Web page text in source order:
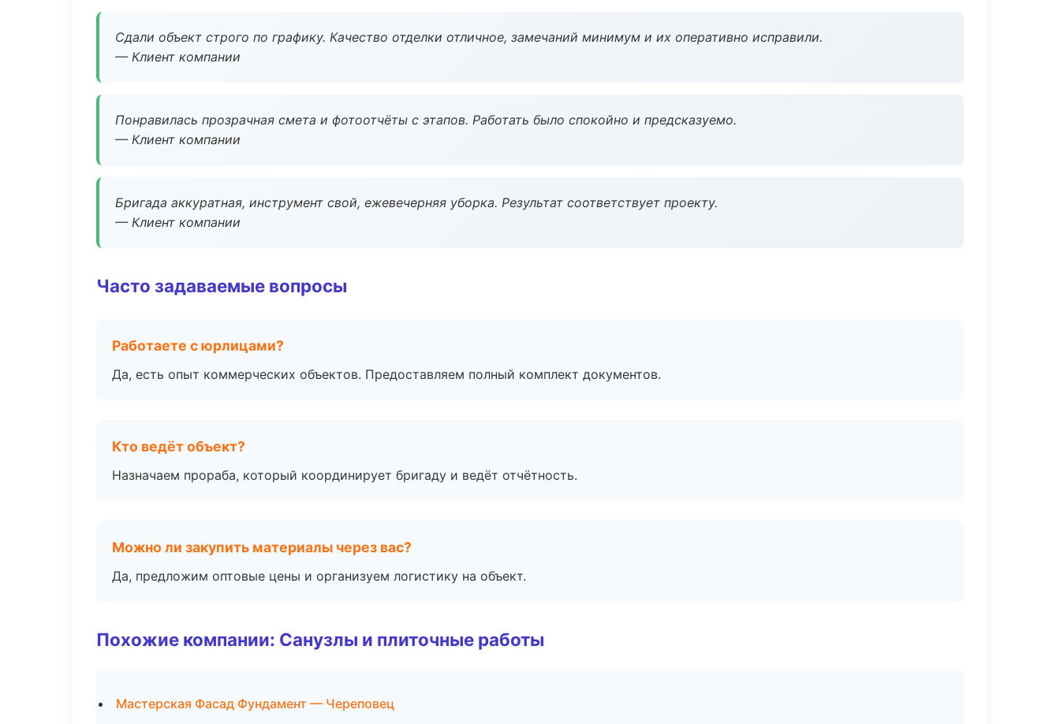
Сдали объект строго по графику. Качество отделки отличное, замечаний минимум и их оперативно исправили.
— Клиент компании
Понравилась прозрачная смета и фотоотчёты с этапов. Работать было спокойно и предсказуемо.
— Клиент компании
Бригада аккуратная, инструмент свой, ежевечерняя уборка. Результат соответствует проекту.
— Клиент компании
Часто задаваемые вопросы
Работаете с юрлицами?
Да, есть опыт коммерческих объектов. Предоставляем полный комплект документов.
Кто ведёт объект?
Назначаем прораба, который координирует бригаду и ведёт отчётность.
Можно ли закупить материалы через вас?
Да, предложим оптовые цены и организуем логистику на объект.
Похожие компании: Санузлы и плиточные работы
Мастерская Фасад Фундамент — Череповец